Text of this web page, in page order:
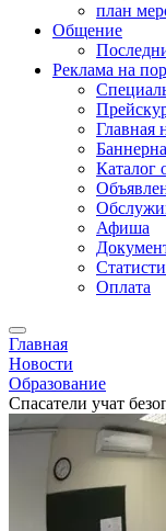
план
Общение
Реклама на
Главная
Каталог
Афиша
Оплата
Главная
Новости
Образование
Спасатели учат